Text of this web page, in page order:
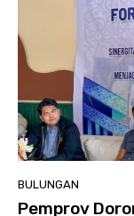
BULUNGAN
Pemprov